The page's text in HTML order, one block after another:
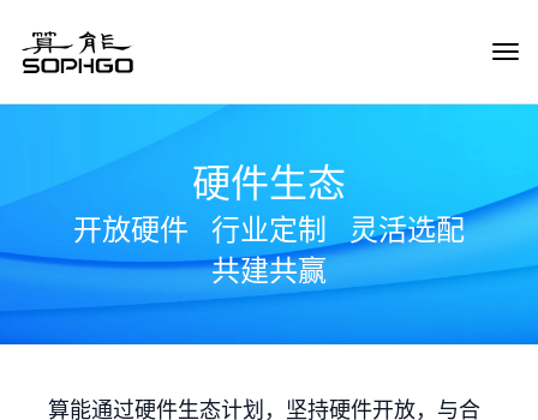
硬件生态
开放硬件 行业定制
灵活选配
共建共赢
算能通过硬件生态计划，坚持硬件开放，与合